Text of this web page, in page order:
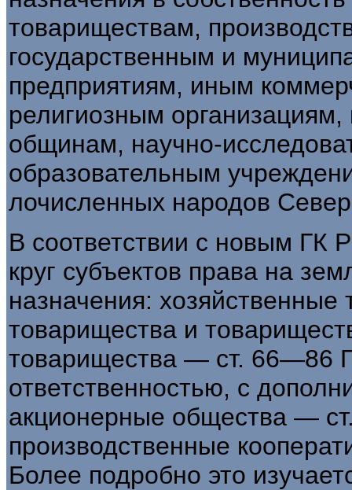
товариществам,
государственным и
предприятиям, иным
религиозным
общинам, научно-
образовательным
лочисленных народов
В соответствии с новым ГК
круг субъектов права на
назначения:
товарищества и
товарищества — ст. 66—86
ответственностью, с
акционерные общества —
производственные
Более подроб­но это